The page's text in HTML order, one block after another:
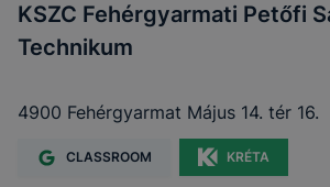
KSZC Fehérgyarmati Petőfi
Technikum
4900 Fehérgyarmat Május 14. tér 16.
CLASSROOM KRÉTA